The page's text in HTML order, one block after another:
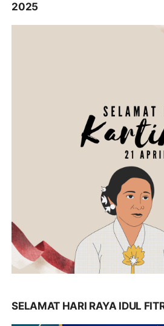
2025
SELAMAT HARI RAYA IDUL